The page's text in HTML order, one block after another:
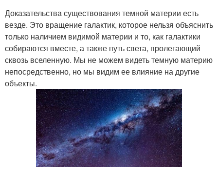
Доказательства существования темной материи есть
везде. Это вращение галактик, которое нельзя объяснить
только наличием видимой материи и то, как галактики
собираются вместе, а также путь света, пролегающий
сквозь вселенную. Мы не можем видеть темную материю
непосредственно, но мы видим ее влияние на другие
объекты.